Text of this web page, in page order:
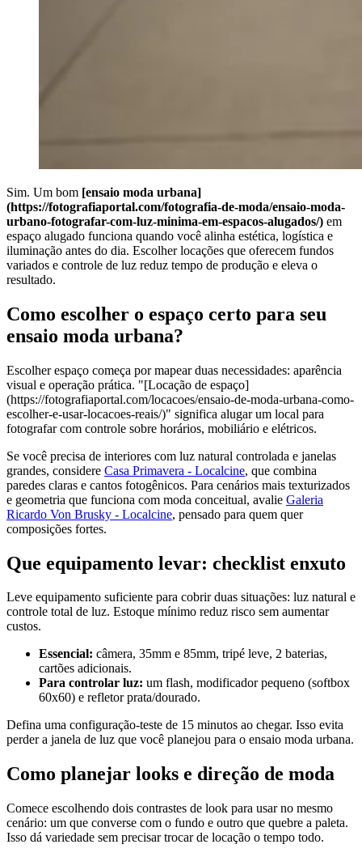
Sim. Um bom [ensaio moda urbana]
(https://fotografiaportal.com/fotografia-de-moda/ensaio-moda-
urbano-fotografar-com-luz-minima-em-espacos-alugados/) em
espaço alugado funciona quando você alinha estética, logística e
iluminação antes do dia. Escolher locações que oferecem fundos
variados e controle de luz reduz tempo de produção e eleva o
resultado.
Como escolher o espaço certo para seu
ensaio moda urbana?
Escolher espaço começa por mapear duas necessidades: aparência
visual e operação prática. "[Locação de espaço]
(https://fotografiaportal.com/locacoes/ensaio-de-moda-urbana-como-
escolher-e-usar-locacoes-reais/)" significa alugar um local para
fotografar com controle sobre horários, mobiliário e elétricos.
Se você precisa de interiores com luz natural controlada e janelas
grandes, considere Casa Primavera - Localcine, que combina
paredes claras e cantos fotogênicos. Para cenários mais texturizados
e geometria que funciona com moda conceitual, avalie Galeria
Ricardo Von Brusky - Localcine, pensado para quem quer
composições fortes.
Que equipamento levar: checklist enxuto
Leve equipamento suficiente para cobrir duas situações: luz natural e
controle total de luz. Estoque mínimo reduz risco sem aumentar
custos.
Essencial: câmera, 35mm e 85mm, tripé leve, 2 baterias,
cartões adicionais.
Para controlar luz: um flash, modificador pequeno (softbox
60x60) e refletor prata/dourado.
Defina uma configuração-teste de 15 minutos ao chegar. Isso evita
perder a janela de luz que você planejou para o ensaio moda urbana.
Como planejar looks e direção de moda
Comece escolhendo dois contrastes de look para usar no mesmo
cenário: um que converse com o fundo e outro que quebre a paleta.
Isso dá variedade sem precisar trocar de locação o tempo todo.